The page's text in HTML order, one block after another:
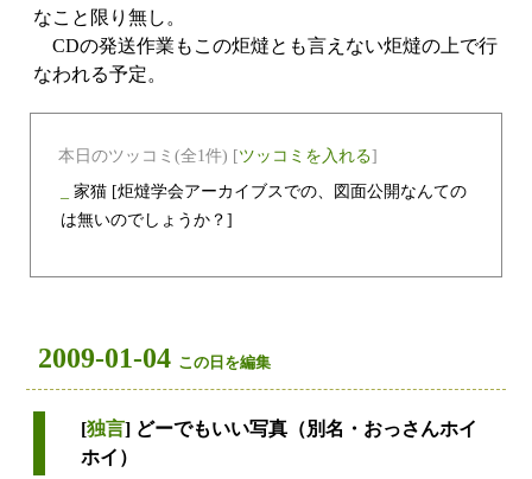
なこと限り無し。
CDの発送作業もこの炬燵とも言えない炬燵の上で行
なわれる予定。
本日のツッコミ(全1件) [ツッコミを入れる]
家猫 [炬燵学会アーカイブスでの、図面公開なんての
は無いのでしょうか？]
2009-01-04 この日を編集
[独言] どーでもいい写真（別名・おっさんホイ
ホイ）